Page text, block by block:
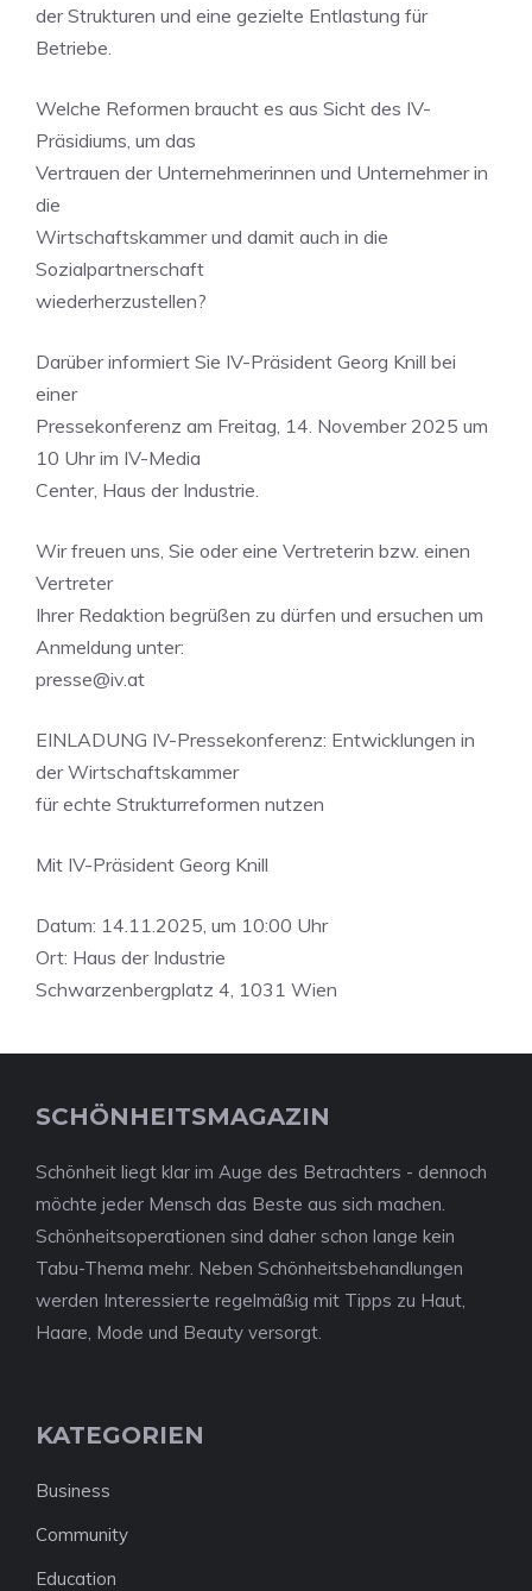
der Strukturen und eine gezielte Entlastung für
Betriebe.
Welche Reformen braucht es aus Sicht des IV-
Präsidiums, um das
Vertrauen der Unternehmerinnen und Unternehmer in
die
Wirtschaftskammer und damit auch in die
Sozialpartnerschaft
wiederherzustellen?
Darüber informiert Sie IV-Präsident Georg Knill bei
einer
Pressekonferenz am Freitag, 14. November 2025 um
10 Uhr im IV-Media
Center, Haus der Industrie.
Wir freuen uns, Sie oder eine Vertreterin bzw. einen
Vertreter
Ihrer Redaktion begrüßen zu dürfen und ersuchen um
Anmeldung unter:
presse@iv.at
EINLADUNG IV-Pressekonferenz: Entwicklungen in
der Wirtschaftskammer
für echte Strukturreformen nutzen
Mit IV-Präsident Georg Knill
Datum: 14.11.2025, um 10:00 Uhr
Ort: Haus der Industrie
Schwarzenbergplatz 4, 1031 Wien
SCHÖNHEITSMAGAZIN
Schönheit liegt klar im Auge des Betrachters - dennoch
möchte jeder Mensch das Beste aus sich machen.
Schönheitsoperationen sind daher schon lange kein
Tabu-Thema mehr. Neben Schönheitsbehandlungen
werden Interessierte regelmäßig mit Tipps zu Haut,
Haare, Mode und Beauty versorgt.
KATEGORIEN
Business
Community
Education